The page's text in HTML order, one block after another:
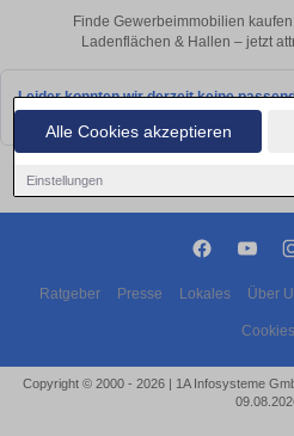
Alle Cookies akzeptieren
Einstellungen
Finde Gewerbeimmobilien
Ladenflächen & Hallen – jetzt
Leider konnten wir derzeit keine
Ratgeber Presse Lokales Über
Cookies
Copyright © 2000 - 2026 | 1A Infosysteme